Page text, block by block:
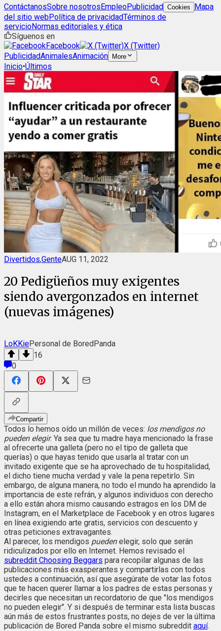
ContáctanosSobre nosotrosEmpleoPublicidad Cookies
Mapa
del sitio webPolítica de privacidadTérminos de
servicioNormas editoriales y ética
Síguenos en
Facebook
X (Twitter)
PublicidadAnimalesAnimación More
Inicio•Últimos
Divertidos,GenteAUG 11, 2022
20 Pedigüeños muy exigentes
siendo avergonzados en internet
(nuevas imágenes)
LoKKiePersonal de BoredPanda
16
0
Compartir
Todos lo hemos oído un millón de veces: los mendigos no
pueden elegir. Ya sea que tu madre haya mencionado la frase
al ofrecerte una galleta (pero no el tipo de galleta que
querías) o que hayas tenido que usarla al tratar con un
invitado exigente que se ha aprovechado de tu hospitalidad,
el dicho tiene mucha verdad y vale la pena repetirlo. Sin
embargo, de alguna manera, no todo el mundo ha aprendido la
importancia de este refrán, y algunos individuos con derecho
a ello están ahora mismo causando estragos en los DM de
Instagram, en el Marketplace de Facebook y en otros lugares
en línea exigiendo arte gratis, servicios con descuento y
otras peticiones extravagantes.
Al parecer, los mendigos puedenelegir, solo que serán
ridiculizados por ello en Internet. Hemos revisado el
subreddit Choosing Beggars para recopilar algunas de las
publicaciones más exasperantes y compartirlas con todos
ustedes a continuación, así que asegúrate de votar las fotos
que te hacen querer llamar a los padres de estas personas y
decirles que necesitan un recordatorio de que "los mendigos
no pueden elegir". Y si después de terminar esta lista buscas
aún más de estos frustrantes posts, no dejes de ver la última
publicación de Bored Panda sobre el mismo subreddit aquí.